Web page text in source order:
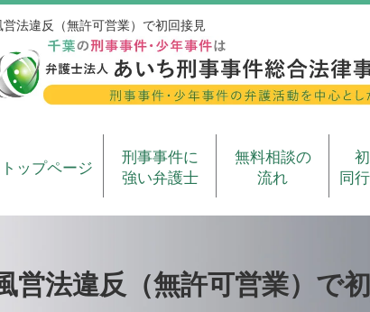
営法違反（無許可営業）で初回接見
トップページ
刑事事件に
強い弁護士
無料相談の
流れ
同
営法違反（無許可営業）で